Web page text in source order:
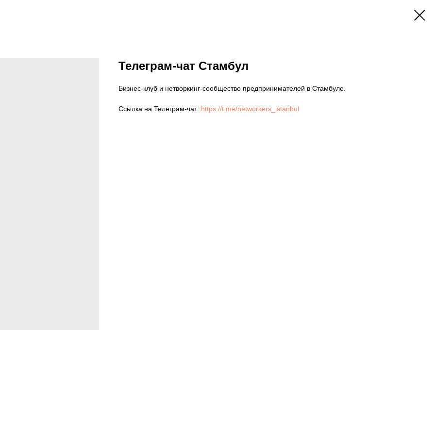
Телеграм-чат Стамбул
Бизнес-клуб и нетворкинг-сообщество предпринимателей в Стамбуле.
Ссылка на Телеграм-чат: https://t.me/networkers_istanbul